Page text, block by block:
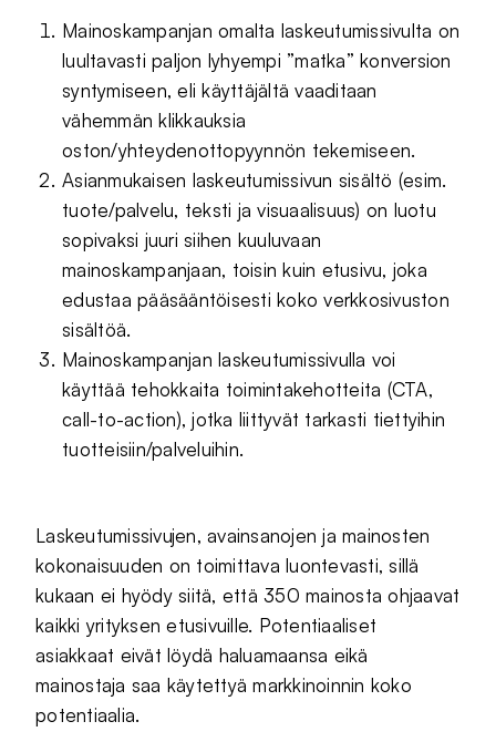
Mainoskampanjan omalta laskeutumissivulta on
luultavasti paljon lyhyempi ”matka” konversion
syntymiseen, eli käyttäjältä vaaditaan
vähemmän klikkauksia
oston/yhteydenottopyynnön tekemiseen.
Asianmukaisen laskeutumissivun sisältö (esim.
tuote/palvelu, teksti ja visuaalisuus) on luotu
sopivaksi juuri siihen kuuluvaan
mainoskampanjaan, toisin kuin etusivu, joka
edustaa pääsääntöisesti koko verkkosivuston
sisältöä.
Mainoskampanjan laskeutumissivulla voi
käyttää tehokkaita toimintakehotteita (CTA,
call-to-action), jotka liittyvät tarkasti tiettyihin
tuotteisiin/palveluihin.
Laskeutumissivujen, avainsanojen ja mainosten
kokonaisuuden on toimittava luontevasti, sillä
kukaan ei hyödy siitä, että 350 mainosta ohjaavat
kaikki yrityksen etusivuille. Potentiaaliset
asiakkaat eivät löydä haluamaansa eikä
mainostaja saa käytettyä markkinoinnin koko
potentiaalia.